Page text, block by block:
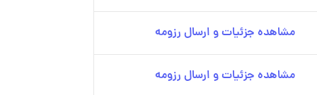
مشاهده جزئیات و ارسال رزومه
مشاهده جزئیات و ارسال رزومه